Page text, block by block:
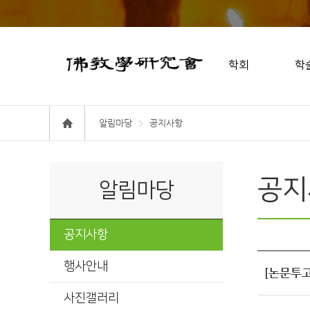
학회 학
알림마당 공지사항
알림마당
공지사항
행사안내
사진갤러리
공
[논문투